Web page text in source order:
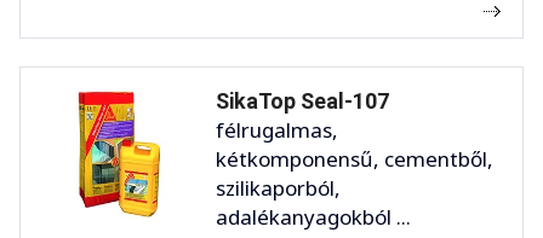
SikaTop Seal-107
félrugalmas,
kétkomponensű, cementből,
szilikaporból,
adalékanyagokból ...